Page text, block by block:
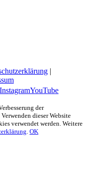
|
InstagramYouTube
der
dieser Website
verwendet werden. Weitere
OK